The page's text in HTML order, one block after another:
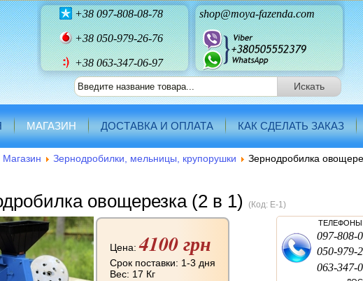
+38097-808-08-78 shop@moya-fazenda.com
+38050-979-26-76
+38 063-347-06-97
МАГАЗИН ДОСТАВКА И ОПЛАТА КАК СДЕЛАТЬ ЗАКАЗ
Магазин Зернодробилки, мельницы, крупорушки Зернодробилка
овощерезка (2 в 1)(Код: E-1)
Цена:4100 грн
Срок поставки: 1-3 дня
Вес: 17 Кг
ТЕЛЕФОНЫ
097-808-
050-979-
063-347-